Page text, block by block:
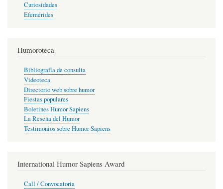
Curiosidades
Efemérides
Humoroteca
Bibliografía de consulta
Videoteca
Directorio web sobre humor
Fiestas populares
Boletines Humor Sapiens
La Reseña del Humor
Testimonios sobre Humor Sapiens
International Humor Sapiens Award
Call / Convocatoria